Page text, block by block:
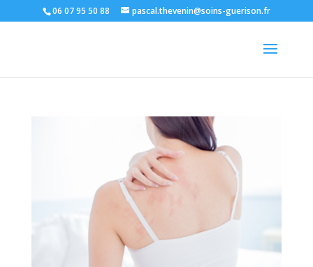
06 07 95 50 88 pascal.thevenin@soins-guerison.fr